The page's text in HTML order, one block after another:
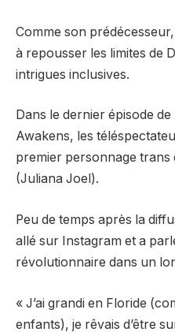
Comme son
à repousser les limites de
intrigues inclusives.
Dans le dernier épisode
Awakens, les
premier personnage trans
(Juliana Joel).
Peu de temps après la
allé sur Instagram et a
révolutionnaire dans un
« J’ai grandi en Floride
enfants), je rêvais d’être